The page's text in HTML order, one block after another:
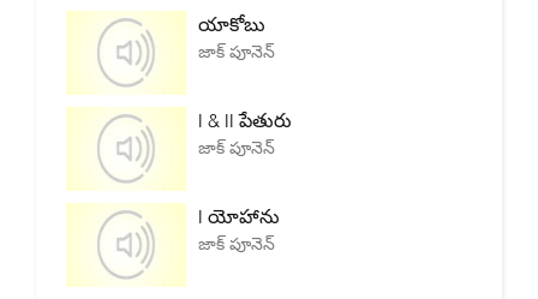
యాకోబు
జాక్ పూనెన్
I & II పేతురు
జాక్ పూనెన్
I యోహాను
జాక్ పూనెన్